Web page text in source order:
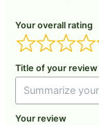
Your overall rating
Title of your review
Your review